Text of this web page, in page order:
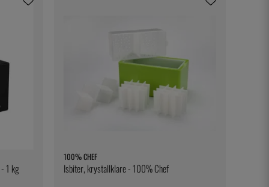
1 kg
100% CHEF
Isbiter, krystallklare - 100% Chef